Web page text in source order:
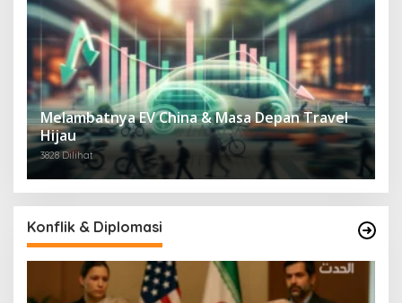
Melambatnya EV China & Masa Depan Travel
Hijau
3828 Dilihat
Konflik & Diplomasi